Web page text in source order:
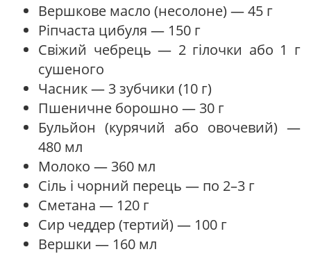
Вершкове масло (несолоне) — 45 г
Ріпчаста цибуля — 150 г
Свіжий чебрець — 2 гілочки або 1 г
сушеного
Часник — 3 зубчики (10 г)
Пшеничне борошно — 30 г
Бульйон (курячий або овочевий) —
480 мл
Молоко — 360 мл
Сіль і чорний перець — по 2–3 г
Сметана — 120 г
Сир чеддер (тертий) — 100 г
Вершки — 160 мл